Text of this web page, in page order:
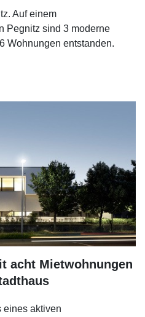
Auf einem
Pegnitz sind 3 moderne
Wohnungen entstanden.
acht Mietwohnungen
eines aktiven